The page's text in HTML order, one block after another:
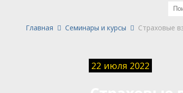
Главная Семинары и курсы Страховые
22 июля 2022